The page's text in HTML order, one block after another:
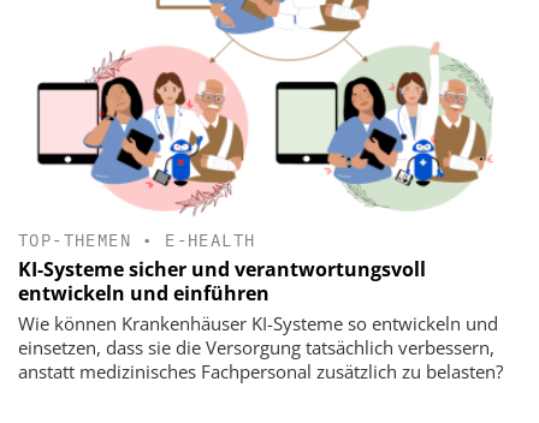
TOP-THEMEN • E-HEALTH
KI-Systeme sicher und verantwortungsvoll
entwickeln und einführen
Wie können Krankenhäuser KI-Systeme so entwickeln und
einsetzen, dass sie die Versorgung tatsächlich verbessern,
anstatt medizinisches Fachpersonal zusätzlich zu belasten?